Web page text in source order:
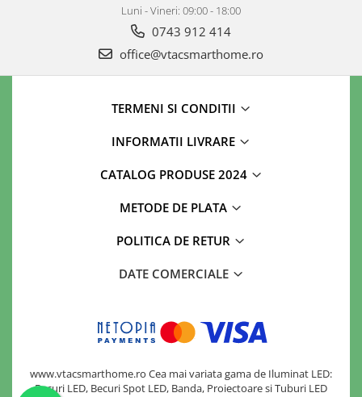
Luni - Vineri: 09:00 - 18:00
0743 912 414
office@vtacsmarthome.ro
TERMENI SI CONDITII
INFORMATII LIVRARE
CATALOG PRODUSE 2024
METODE DE PLATA
POLITICA DE RETUR
DATE COMERCIALE
www.vtacsmarthome.ro Cea mai variata gama de Iluminat LED:
Becuri LED, Becuri Spot LED, Banda, Proiectoare si Tuburi LED